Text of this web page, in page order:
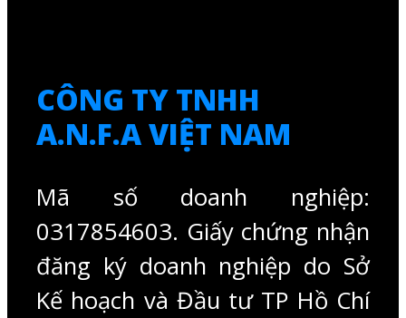
CÔNG TY TNHH
A.N.F.A VIỆT NAM
Mã số doanh nghiệp:
0317854603. Giấy chứng nhận
đăng ký doanh nghiệp do Sở
Kế hoạch và Đầu tư TP Hồ Chí